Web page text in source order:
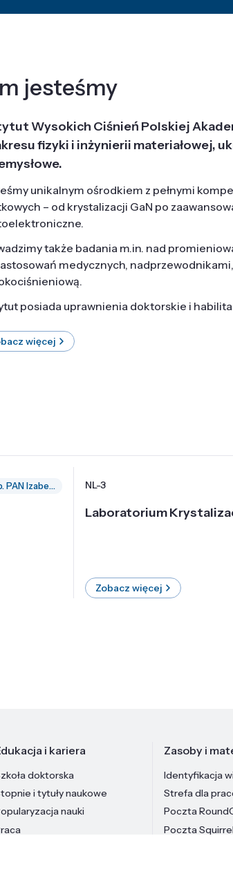
jesteśmy
Wysokich Ciśnień Polskiej
fizyki i inżynierii materiałowej,
unikalnym ośrodkiem z pełnymi
– od krystalizacji GaN po
także badania m.in. nad
medycznych,
posiada uprawnienia doktorskie i
więcej
prof. dr hab., czł. koresp. PAN Izabella Grzegory NL-3
Laboratorium
Zobacz więcej
i kariera
doktorska
i tytuły naukowe
nauki
Zasoby i
Identyfikacja
Strefa dla
Poczta
Poczta